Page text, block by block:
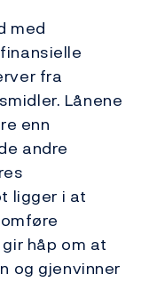
med
fra
Lånene
enn
andre
ligger i at
håp om at
og gjenvinner